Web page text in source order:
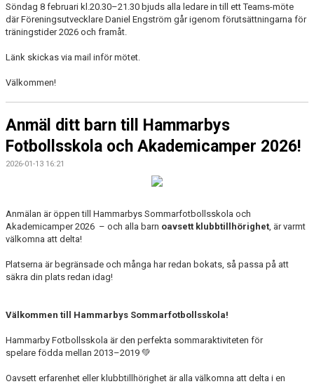
Söndag 8 februari kl.20.30–21.30 bjuds alla ledare in till ett Teams-möte
där Föreningsutvecklare Daniel Engström går igenom förutsättningarna för
träningstider 2026 och framåt.
Länk skickas via mail inför mötet.
Välkommen!
Anmäl ditt barn till Hammarbys
Fotbollsskola och Akademicamper 2026!
2026-01-13 16:21
Anmälan är öppen till Hammarbys Sommarfotbollsskola och
Akademicamper 2026 – och alla barn oavsett klubbtillhörighet , är varmt
välkomna att delta!
Platserna är begränsade och många har redan bokats, så passa på att
säkra din plats redan idag!
Välkommen till Hammarbys Sommarfotbollsskola!
Hammarby Fotbollsskola är den perfekta sommaraktiviteten för
spelare födda mellan 2013–2019 💚
Oavsett erfarenhet eller klubbtillhörighet är alla välkomna att delta i en